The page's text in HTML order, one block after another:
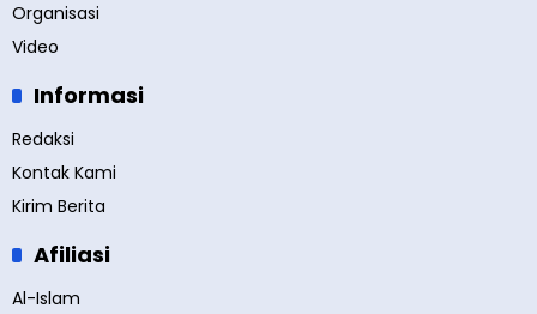
Organisasi
Video
Informasi
Redaksi
Kontak Kami
Kirim Berita
Afiliasi
Al-Islam